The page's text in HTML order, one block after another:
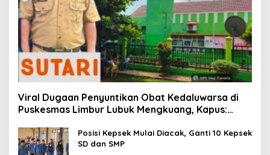
Viral Dugaan Penyuntikan Obat Kedaluwarsa di
Puskesmas Limbur Lubuk Mengkuang, Kapus:
Posisi Kepsek Mulai Diacak, Ganti 10 Kepsek
SD dan SMP